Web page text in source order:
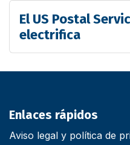
El US Postal
electrifica
Enlaces rápidos
Aviso legal y política de